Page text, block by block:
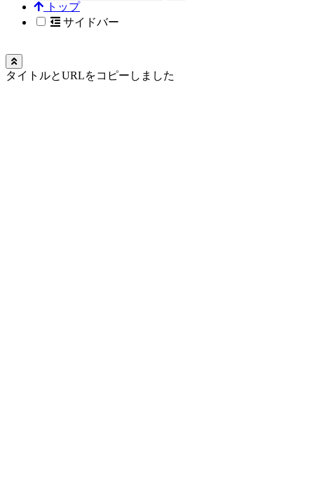
トップ
サイドバー
タイトルとURLをコピーしました